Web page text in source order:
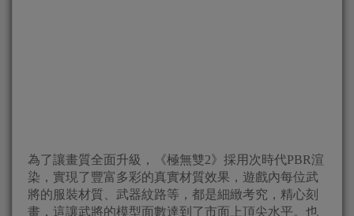
為了讓畫質全面升級，《極無雙2》採用次時代PBR渲
染，實現了豐富多彩的真實材質效果，遊戲內每位武
將的服裝材質、武器紋路等，都是細緻考究，精心刻
畫，這讓武將的模型面數達到了市面上頂尖水平。也